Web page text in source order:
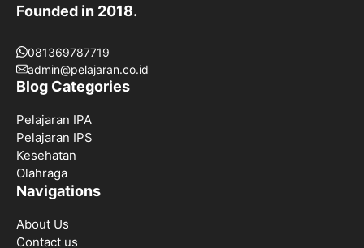
Founded in 2018.
081369787719
admin@pelajaran.co.id
Blog Categories
Pelajaran IPA
Pelajaran IPS
Kesehatan
Olahraga
Navigations
About Us
Contact us